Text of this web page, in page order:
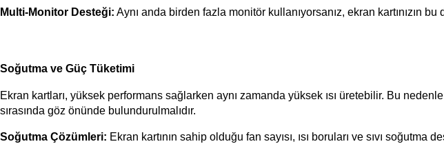
Multi-Monitor Desteği: Aynı anda birden fazla monitör kullanıyorsanız, ekran kartınızın
Soğutma ve Güç Tüketimi
Ekran kartları, yüksek performans sağlarken aynı zamanda yüksek ısı üretebilir. Bu nedenle
sırasında göz önünde bulundurulmalıdır.
Soğutma Çözümleri: Ekran kartının sahip olduğu fan sayısı, ısı boruları ve sıvı soğutma